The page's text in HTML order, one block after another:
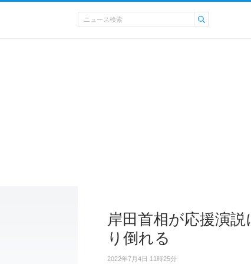
岸田首相が応援演
り倒れる
2022年7月4日 11時25分